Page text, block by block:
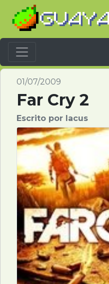
Barra Navegación
01/07/2009
Far Cry 2
Escrito por Iacus